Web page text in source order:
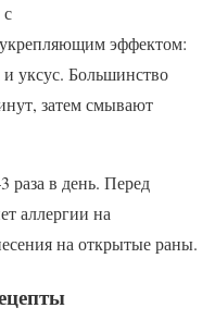
эффектом:
и уксус. Большинство
затем смывают
в день. Перед
аллергии на
на открытые раны.